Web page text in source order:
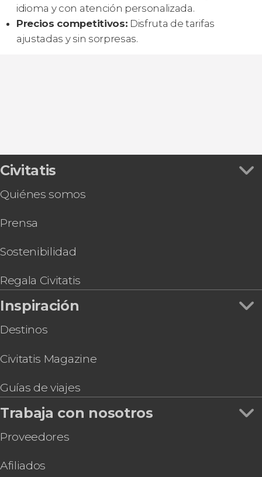
idioma y con atención personalizada.
Precios competitivos: Disfruta de tarifas
ajustadas y sin sorpresas.
Civitatis
Quiénes somos
Prensa
Sostenibilidad
Regala Civitatis
Inspiración
Destinos
Civitatis Magazine
Guías de viajes
Trabaja con nosotros
Proveedores
Afiliados